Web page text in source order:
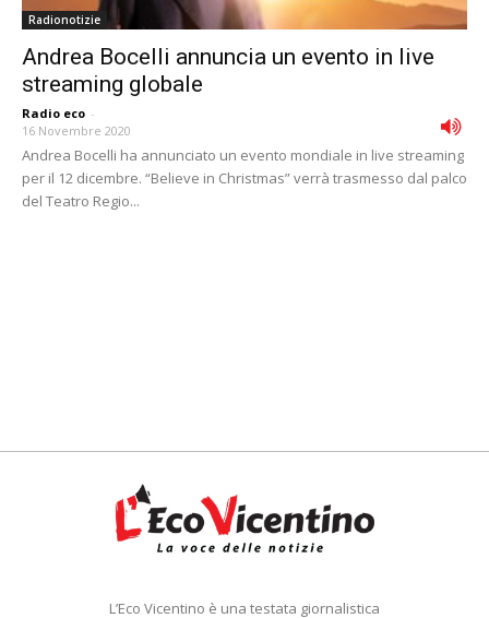
Radionotizie
Andrea Bocelli annuncia un evento in live
streaming globale
Radio eco -
16 Novembre 2020
Andrea Bocelli ha annunciato un evento mondiale in live streaming
per il 12 dicembre. “Believe in Christmas” verrà trasmesso dal palco
del Teatro Regio...
L’Eco Vicentino è una testata giornalistica